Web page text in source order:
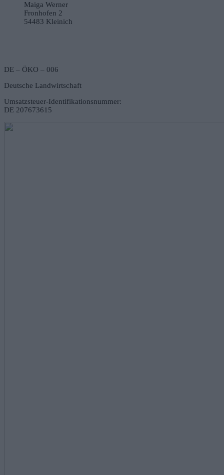
Maiga Werner
Fronhofen 2
54483 Kleinich
DE – ÖKO – 006
Deutsche Landwirtschaft
Umsatzsteuer-Identifikationsnummer:
DE 207673615